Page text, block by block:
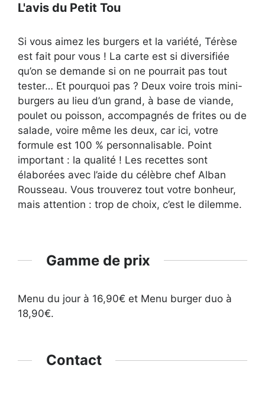
L'avis du Petit Tou
Si vous aimez les burgers et la variété, Térèse
est fait pour vous ! La carte est si diversifiée
qu’on se demande si on ne pourrait pas tout
tester… Et pourquoi pas ? Deux voire trois mini-
burgers au lieu d’un grand, à base de viande,
poulet ou poisson, accompagnés de frites ou de
salade, voire même les deux, car ici, votre
formule est 100 % personnalisable. Point
important : la qualité ! Les recettes sont
élaborées avec l’aide du célèbre chef Alban
Rousseau. Vous trouverez tout votre bonheur,
mais attention : trop de choix, c’est le dilemme.
Gamme de prix
Menu du jour à 16,90€ et Menu burger duo à
18,90€.
Contact